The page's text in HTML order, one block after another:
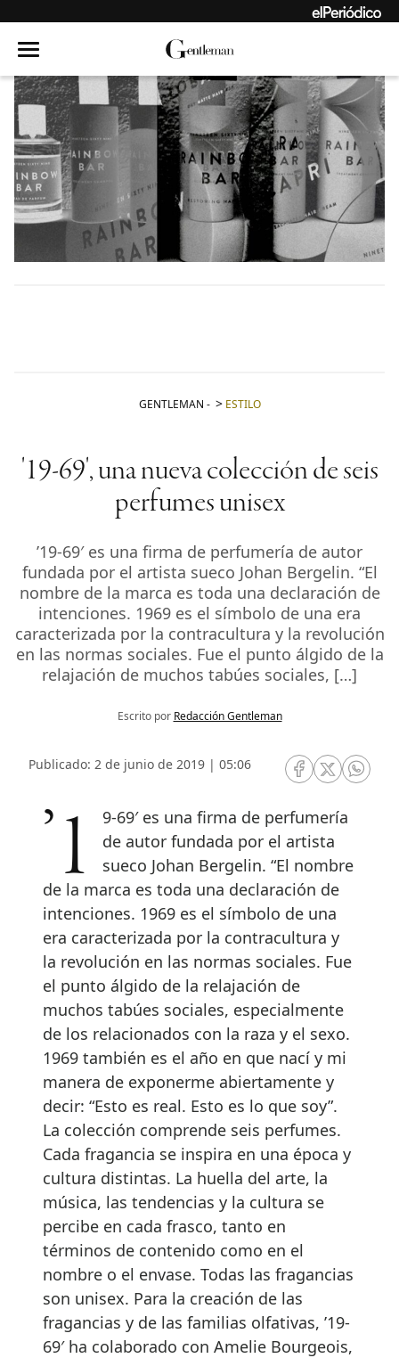
GENTLEMAN - ESTILO
'19-69', una nueva colección de seis
perfumes unisex
’19-69′ es una firma de perfumería de autor
fundada por el artista sueco Johan Bergelin. “El
nombre de la marca es toda una declaración de
intenciones. 1969 es el símbolo de una era
caracterizada por la contracultura y la revolución
en las normas sociales. Fue el punto álgido de la
relajación de muchos tabúes sociales, […]
Escrito por Redacción Gentleman
Publicado: 2 de junio de 2019 | 05:06
RRSS Facebook
RRSSRRSS
’19-69′ es una firma de perfumería
de autor fundada por el artista
sueco Johan Bergelin. “El nombre
de la marca es toda una declaración de
intenciones. 1969 es el símbolo de una
era caracterizada por la contracultura y
la revolución en las normas sociales. Fue
el punto álgido de la relajación de
muchos tabúes sociales, especialmente
de los relacionados con la raza y el sexo.
1969 también es el año en que nací y mi
manera de exponerme abiertamente y
decir: “Esto es real. Esto es lo que soy”.
La colección comprende seis perfumes.
Cada fragancia se inspira en una época y
cultura distintas. La huella del arte, la
música, las tendencias y la cultura se
percibe en cada frasco, tanto en
términos de contenido como en el
nombre o el envase. Todas las fragancias
son unisex. Para la creación de las
fragancias y de las familias olfativas, ’19-
69′ ha colaborado con Amelie Bourgeois,